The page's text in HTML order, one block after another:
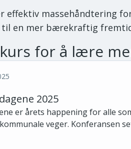
effektiv massehåndtering
til en mer bærekraftig
for å lære
2025
er årets happening for alle
veger. Konferansen